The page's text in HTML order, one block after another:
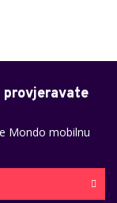
provjeravate
Mondo mobilnu